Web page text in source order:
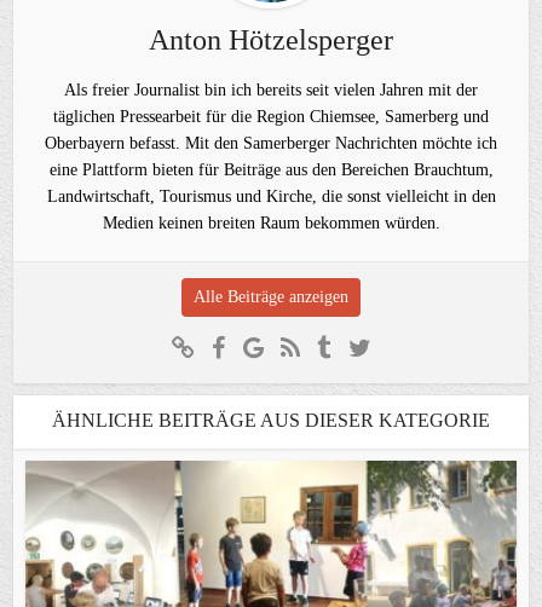
Anton Hötzelsperger
Als freier Journalist bin ich bereits seit vielen Jahren mit der
täglichen Pressearbeit für die Region Chiemsee, Samerberg und
Oberbayern befasst. Mit den Samerberger Nachrichten möchte ich
eine Plattform bieten für Beiträge aus den Bereichen Brauchtum,
Landwirtschaft, Tourismus und Kirche, die sonst vielleicht in den
Medien keinen breiten Raum bekommen würden.
Alle Beiträge anzeigen
ÄHNLICHE BEITRÄGE AUS DIESER KATEGORIE